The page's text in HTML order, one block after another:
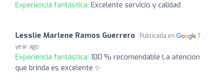
Experiencia fantástica: Excelente servicio y calidad
Lesslie Marlene Ramos Guerrero Publicada en
1
year ago
Experiencia fantástica: 100 % recomendable La atención
que brinda es excelente ✨